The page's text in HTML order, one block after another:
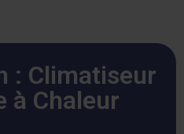
: Climatiseur
à Chaleur